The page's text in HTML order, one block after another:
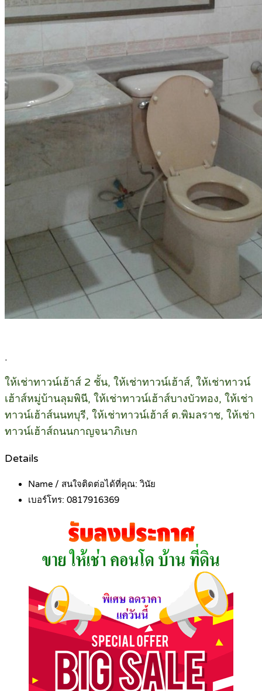
.
ให้เช่าทาวน์เฮ้าส์ 2 ชั้น, ให้เช่าทาวน์เฮ้าส์, ให้เช่าทาวน์
เฮ้าส์หมู่บ้านลุมพินี, ให้เช่าทาวน์เฮ้าส์บางบัวทอง, ให้เช่า
ทาวน์เฮ้าส์นนทบุรี, ให้เช่าทาวน์เฮ้าส์ ต.พิมลราช, ให้เช่า
ทาวน์เฮ้าส์ถนนกาญจนาภิเษก
Details
Name / สนใจติดต่อได้ที่คุณ: วินัย
เบอร์โทร: 0817916369